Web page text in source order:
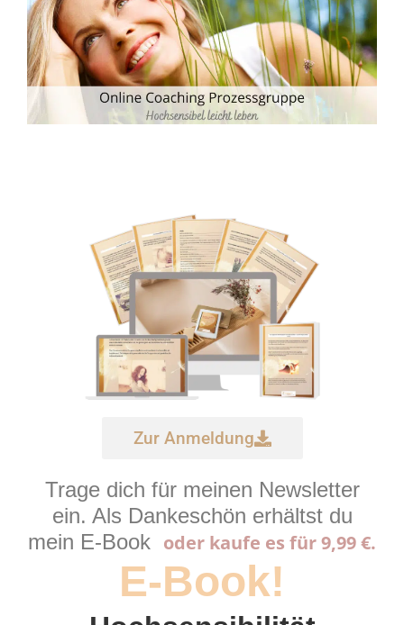
Zur Anmeldung
Trage dich für meinen Newsletter
ein. Als Dankeschön erhältst du
mein E-Book oder kaufe es für 9,99 €.
E-Book!